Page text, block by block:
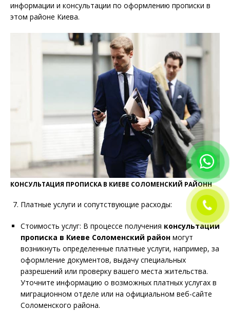
информации и консультации по оформлению прописки в
этом районе Киева.
КОНСУЛЬТАЦИЯ ПРОПИСКА В КИЕВЕ СОЛОМЕНСКИЙ РАЙОНН
Платные услуги и сопутствующие расходы:
Стоимость услуг: В процессе получения консультации
прописка в Киеве Соломенский район могут
возникнуть определенные платные услуги, например, за
оформление документов, выдачу специальных
разрешений или проверку вашего места жительства.
Уточните информацию о возможных платных услугах в
миграционном отделе или на официальном веб-сайте
Соломенского района.